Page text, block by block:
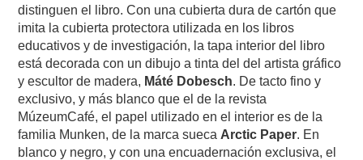
distinguen el libro. Con una cubierta dura de cartón que
imita la cubierta protectora utilizada en los libros
educativos y de investigación, la tapa interior del libro
está decorada con un dibujo a tinta del del artista gráfico
y escultor de madera, Máté Dobesch. De tacto fino y
exclusivo, y más blanco que el de la revista
MúzeumCafé, el papel utilizado en el interior es de la
familia Munken, de la marca sueca Arctic Paper. En
blanco y negro, y con una encuadernación exclusiva, el